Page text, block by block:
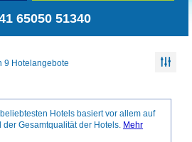
65050 51340
9 Hotelangebote
Hotels basiert vor allem auf
Gesamtqualität der Hotels. Mehr